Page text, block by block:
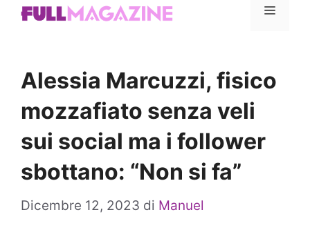
Menu
Alessia Marcuzzi, fisico
mozzafiato senza veli
sui social ma i follower
sbottano: “Non si fa”
Dicembre 12, 2023 di Manuel